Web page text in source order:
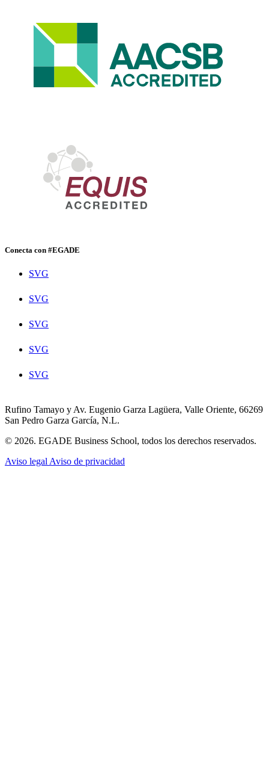
Conecta con #EGADE
SVG
SVG
SVG
SVG
SVG
Rufino Tamayo y Av. Eugenio Garza Lagüera, Valle Oriente, 66269
San Pedro Garza García, N.L.
© 2026. EGADE Business School, todos los derechos reservados.
Aviso legal Aviso de privacidad